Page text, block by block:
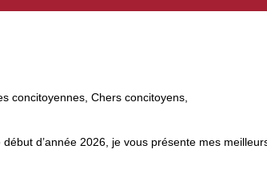
concitoyennes, Chers concitoyens,
début d’année 2026, je vous présente mes